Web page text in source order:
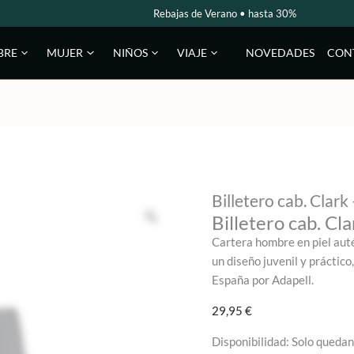
Rebajas de Verano • hasta 30%
MUJER NIÑOS VIAJE NOVEDADES
Billetero cab. Clark
Billetero cab.
Cartera hombre en piel
un diseño juvenil y
España por Adapell.
29,95€
Disponibilidad: Solo